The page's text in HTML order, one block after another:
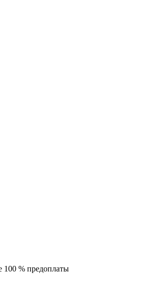
100 % предоплаты